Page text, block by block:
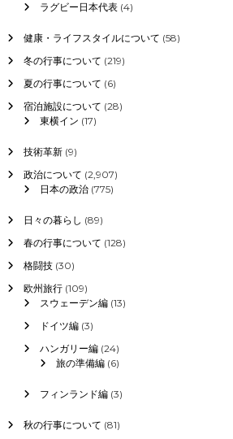
ラグビー日本代表(4)
健康・ライフスタイルについて (58)
冬の行事について (219)
夏の行事について (6)
宿泊施設について (28)
東横イン (17)
技術革新(9)
政治について (2,907)
日本の政治(775)
日々の暮らし (89)
春の行事について (128)
格闘技(30)
欧州旅行(109)
スウェーデン編(13)
ドイツ編(3)
ハンガリー編(24)
旅の準備編(6)
フィンランド編(3)
秋の行事について (81)